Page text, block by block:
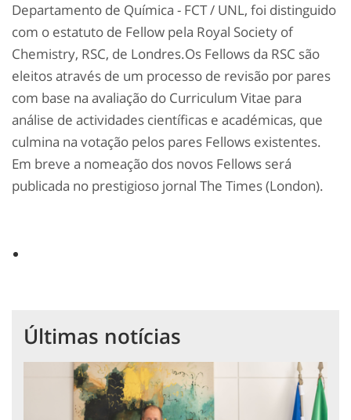
Departamento de Química - FCT / UNL, foi distinguido
com o estatuto de Fellow pela Royal Society of
Chemistry, RSC, de Londres.Os Fellows da RSC são
eleitos através de um processo de revisão por pares
com base na avaliação do Curriculum Vitae para
análise de actividades científicas e académicas, que
culmina na votação pelos pares Fellows existentes.
Em breve a nomeação dos novos Fellows será
publicada no prestigioso jornal The Times (London).
Últimas notícias